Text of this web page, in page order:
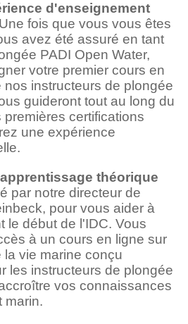
d'enseignement
fois que vous vous êtes
avez été assuré en tant
PADI Open Water,
votre premier cours en
instructeurs de plongée
guideront tout au long du
certifications
une expérience
théorique
par notre directeur de
pour vous aider à
le début de l'IDC. Vous
à un cours en ligne sur
la vie marine conçu
les instructeurs de plongée
vos connaissances
marin.